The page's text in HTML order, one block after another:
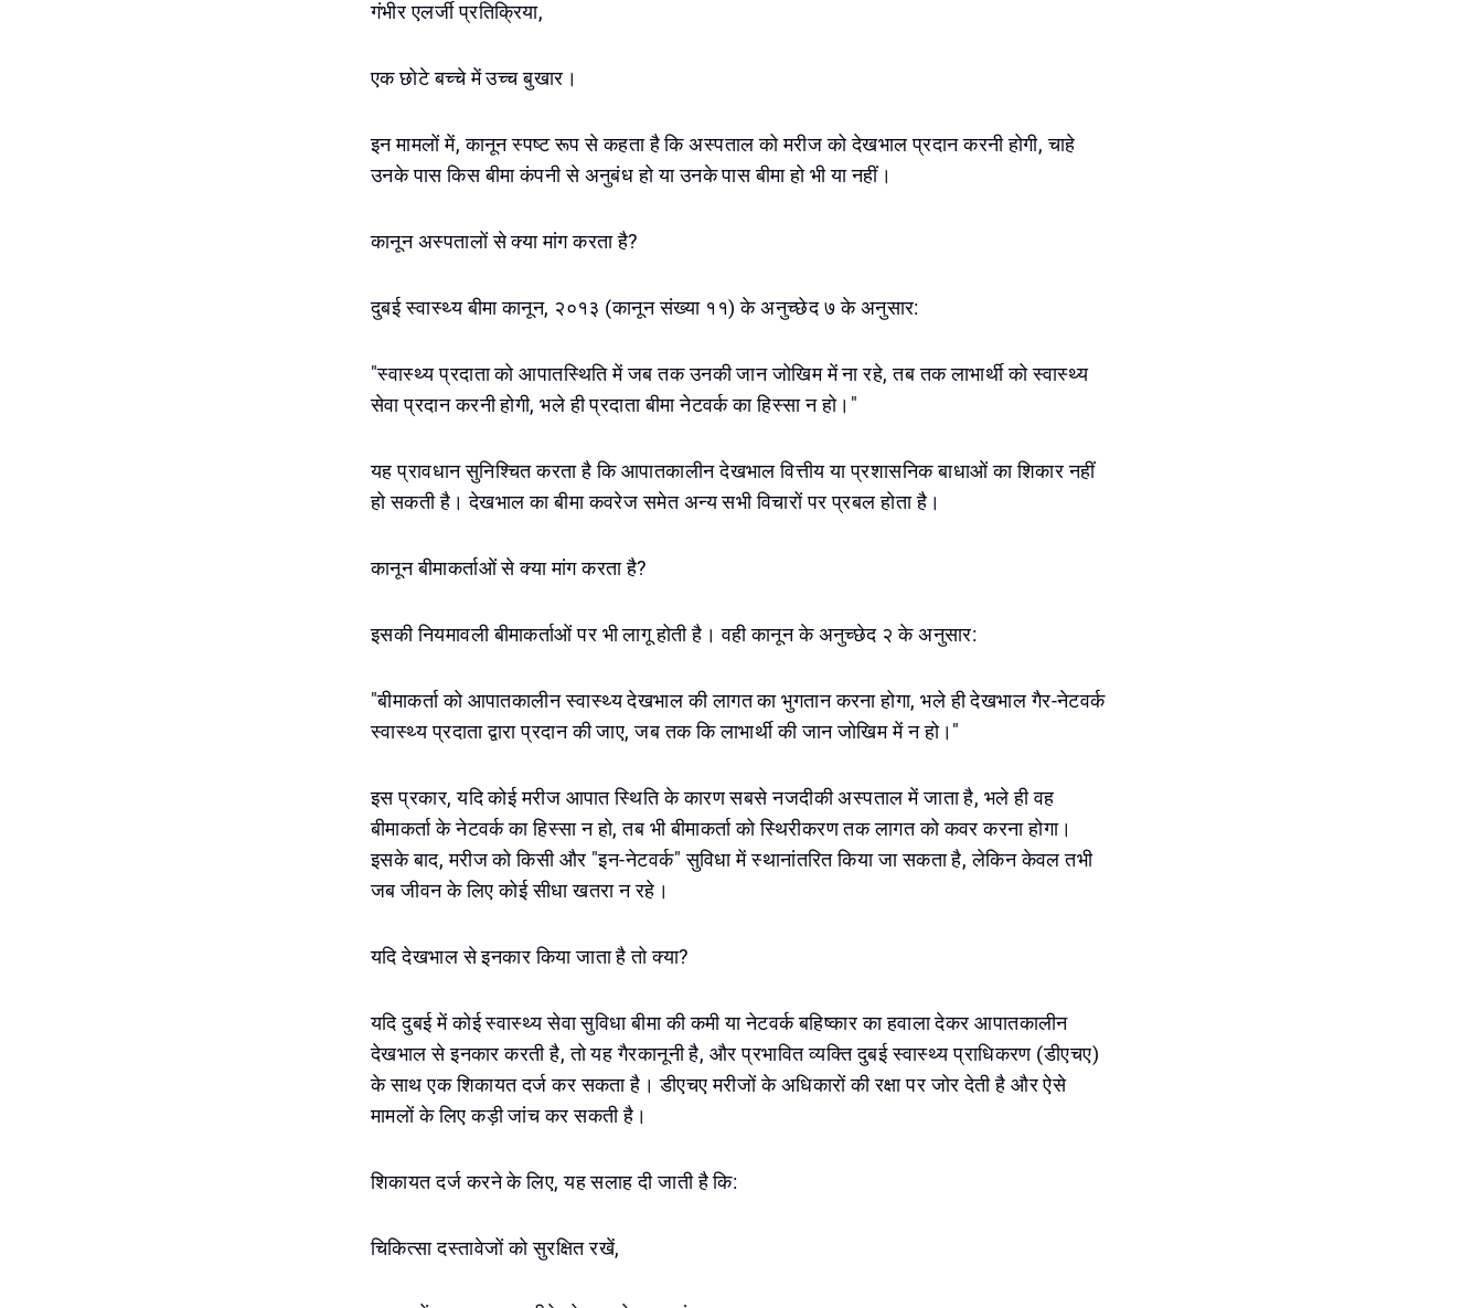
गंभीर एलर्जी प्रतिक्रिया,
एक छोटे बच्चे में उच्च बुखार।
इन मामलों में, कानून स्पष्ट रूप से कहता है कि अस्पताल को मरीज को देखभाल प्रदान करनी होगी, चाहे
उनके पास किस बीमा कंपनी से अनुबंध हो या उनके पास बीमा हो भी या नहीं।
कानून अस्पतालों से क्या मांग करता है?
दुबई स्वास्थ्य बीमा कानून, २०१३ (कानून संख्या ११) के अनुच्छेद ७ के अनुसार:
"स्वास्थ्य प्रदाता को आपातस्थिति में जब तक उनकी जान जोखिम में ना रहे, तब तक लाभार्थी को स्वास्थ्य
सेवा प्रदान करनी होगी, भले ही प्रदाता बीमा नेटवर्क का हिस्सा न हो।"
यह प्रावधान सुनिश्चित करता है कि आपातकालीन देखभाल वित्तीय या प्रशासनिक बाधाओं का शिकार नहीं
हो सकती है। देखभाल का बीमा कवरेज समेत अन्य सभी विचारों पर प्रबल होता है।
कानून बीमाकर्ताओं से क्या मांग करता है?
इसकी नियमावली बीमाकर्ताओं पर भी लागू होती है। वही कानून के अनुच्छेद २ के अनुसार:
"बीमाकर्ता को आपातकालीन स्वास्थ्य देखभाल की लागत का भुगतान करना होगा, भले ही देखभाल गैर-नेटवर्क
स्वास्थ्य प्रदाता द्वारा प्रदान की जाए, जब तक कि लाभार्थी की जान जोखिम में न हो।"
इस प्रकार, यदि कोई मरीज आपात स्थिति के कारण सबसे नजदीकी अस्पताल में जाता है, भले ही वह
बीमाकर्ता के नेटवर्क का हिस्सा न हो, तब भी बीमाकर्ता को स्थिरीकरण तक लागत को कवर करना होगा।
इसके बाद, मरीज को किसी और "इन-नेटवर्क" सुविधा में स्थानांतरित किया जा सकता है, लेकिन केवल तभी
जब जीवन के लिए कोई सीधा खतरा न रहे।
यदि देखभाल से इनकार किया जाता है तो क्या?
यदि दुबई में कोई स्वास्थ्य सेवा सुविधा बीमा की कमी या नेटवर्क बहिष्कार का हवाला देकर आपातकालीन
देखभाल से इनकार करती है, तो यह गैरकानूनी है, और प्रभावित व्यक्ति दुबई स्वास्थ्य प्राधिकरण (डीएचए)
के साथ एक शिकायत दर्ज कर सकता है। डीएचए मरीजों के अधिकारों की रक्षा पर जोर देती है और ऐसे
मामलों के लिए कड़ी जांच कर सकती है।
शिकायत दर्ज करने के लिए, यह सलाह दी जाती है कि:
चिकित्सा दस्तावेजों को सुरक्षित रखें,